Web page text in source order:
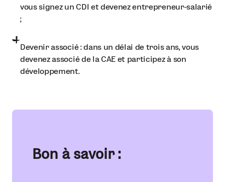
vous signez un CDI et devenez entrepreneur-salarié
;
Devenir associé : dans un délai de trois ans, vous
devenez associé de la CAE et participez à son
développement.
Bon à savoir :